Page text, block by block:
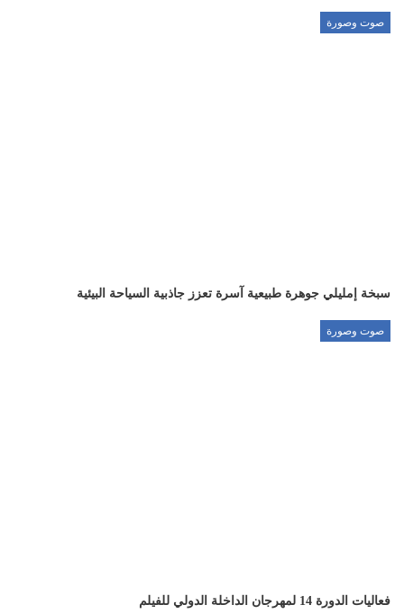
صوت وصورة
سبخة إمليلي جوهرة طبيعية آسرة تعزز جاذبية السياحة البيئية
صوت وصورة
فعاليات الدورة 14 لمهرجان الداخلة الدولي للفيلم